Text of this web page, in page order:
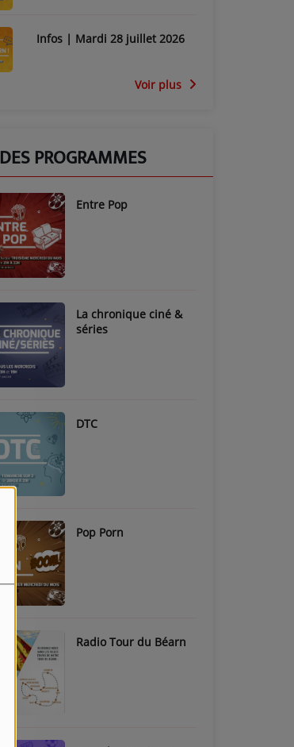
Infos | Mardi 28 juillet 2026
Voir plus
PROGRAMMES
Entre Pop
La chronique ciné &
séries
DTC
Pop Porn
Radio Tour du Béarn